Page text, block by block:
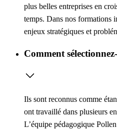
plus belles entreprises en
temps. Dans nos formations
enjeux stratégiques et
Comment
Ils sont reconnus comme
ont travaillé dans plusieurs
L’équipe pédagogique